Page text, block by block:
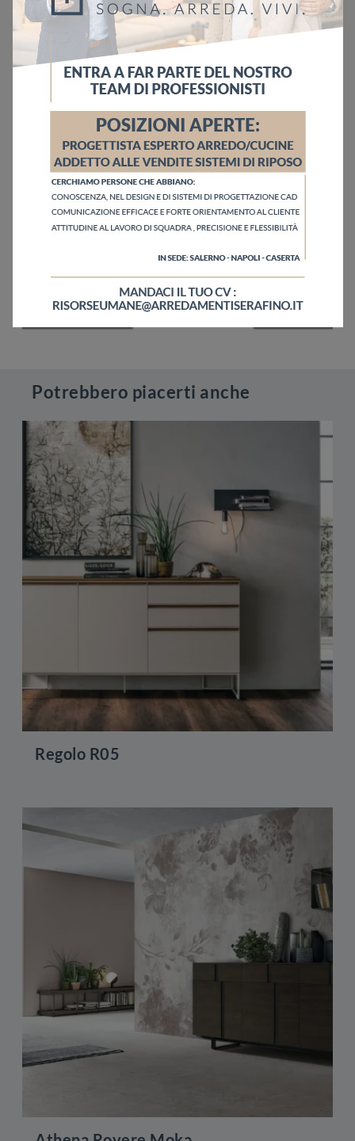
Sfoglia i cataloghi
Invia
Potrebbero piacerti anche
Regolo R05